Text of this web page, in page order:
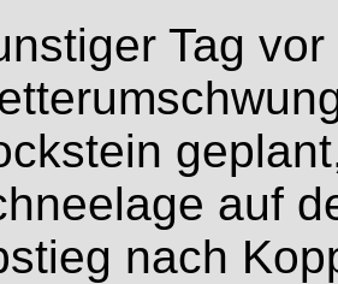
Tag vor
auf
nach